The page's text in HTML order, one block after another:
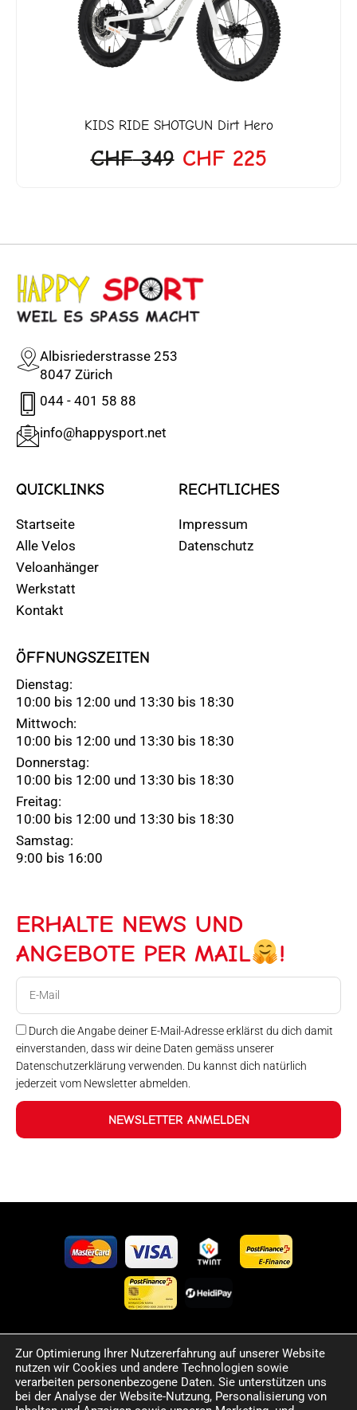
KIDS RIDE SHOTGUN Dirt Hero
CHF349
CHF 349
CHF225
CHF 225.
Albisriederstrasse 253
8047 Zürich
044 - 401 58 88
info@happysport.net
QUICKLINKS
Startseite
Alle Velos
Veloanhänger
Werkstatt
Kontakt
RECHTLICHES
Impressum
Datenschutz
ÖFFNUNGSZEITEN
Dienstag:
10:00 bis 12:00 und 13:30 bis 18:30
Mittwoch:
10:00 bis 12:00 und 13:30 bis 18:30
Donnerstag:
10:00 bis 12:00 und 13:30 bis 18:30
Freitag:
10:00 bis 12:00 und 13:30 bis 18:30
Samstag:
9:00 bis 16:00
ERHALTE NEWS UND
ANGEBOTE PER MAIL
!
Durch die Angabe deiner E-Mail-Adresse erklärst du dich damit
einverstanden, dass wir deine Daten gemäss unserer
Datenschutzerklärung verwenden. Du kannst dich natürlich
jederzeit vom Newsletter abmelden.
NEWSLETTER ANMELDEN
©2024 Happy Sport. Alle auf dieser Website angegebenen
Preise und Informationen sind unverbindlich und können
Fehler sowie Irrtümer enthalten. Wir behalten uns das Recht
Zur Optimierung Ihrer Nutzererfahrung auf unserer Website
nutzen wir Cookies und andere Technologien sowie
verarbeiten personenbezogene Daten. Sie unterstützen uns
bei der Analyse der Website-Nutzung, Personalisierung von